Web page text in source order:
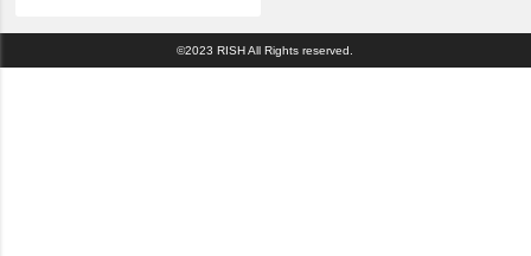
©2023 RISH All Rights reserved.